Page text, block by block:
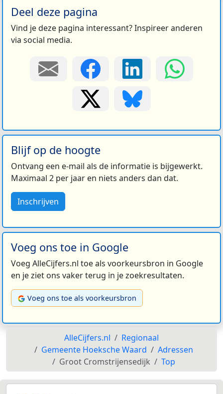
Deel deze pagina
Vind je deze pagina interessant? Inspireer anderen
via social media.
Blijf op de hoogte
Ontvang een e-mail als de informatie is bijgewerkt.
Maximaal 2 per jaar en niets anders dan dat.
Inschrijven
Voeg ons toe in Google
Voeg AlleCijfers.nl toe als voorkeursbron in Google
en je ziet ons vaker terug in je zoekresultaten.
Voeg ons toe als voorkeursbron
AlleCijfers.nl
Regionaal
Gemeente Hoeksche Waard
Adressen
Groot Cromstrijensedijk
Top